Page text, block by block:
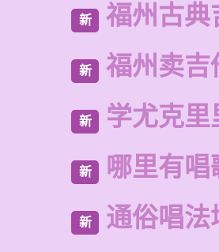
新 福州古典
新 福州卖吉
新 学尤克里
新 哪里有唱
新 通俗唱法